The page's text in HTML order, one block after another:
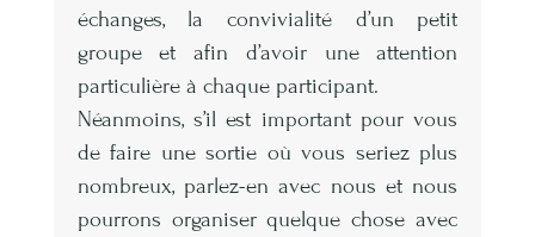
échanges, la convivialité d’un petit
groupe et afin d’avoir une attention
particulière à chaque participant.
Néanmoins, s’il est important pour vous
de faire une sortie où vous seriez plus
nombreux, parlez-en avec nous et nous
pourrons organiser quelque chose avec